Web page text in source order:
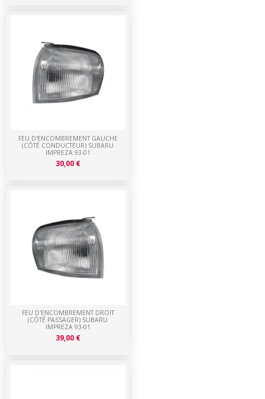
FEU D'ENCOMBREMENT DROIT
(CÔTÉ PASSAGER) SUBARU
IMPREZA 93-01
39,00 €
FEU D'ENCOMBREMENT GAUCHE
(CÔTÉ CONDUCTEUR) SUBARU
IMPREZA 93-01
30,00 €